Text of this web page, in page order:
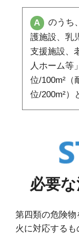
A
のうち
護施設、乳
支援施設、
人ホーム等
位/100m²（
位/200m²）
必要
第四類の危険
火に対応する